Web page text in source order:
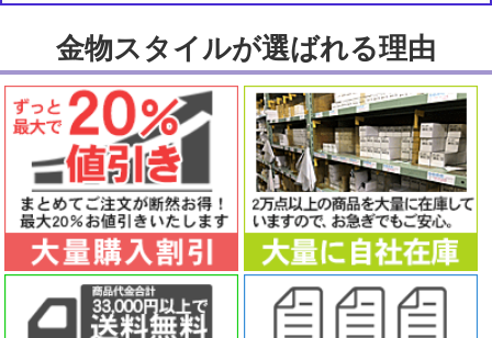
金物スタイルが選ばれる理由